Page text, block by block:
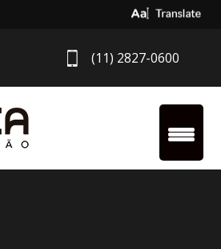
Select
(11) 2827-0600